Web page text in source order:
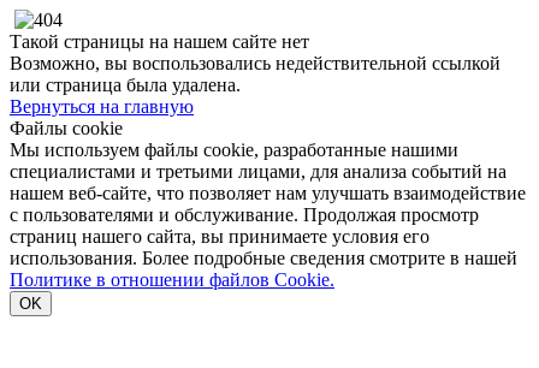
Такой страницы на нашем сайте нет
Возможно, вы воспользовались недействительной ссылкой
или страница была удалена.
Вернуться на главную
Файлы cookie
Мы используем файлы cookie, разработанные нашими
специалистами и третьими лицами, для анализа событий на
нашем веб-сайте, что позволяет нам улучшать взаимодействие
с пользователями и обслуживание. Продолжая просмотр
страниц нашего сайта, вы принимаете условия его
использования. Более подробные сведения смотрите в нашей
Политике в отношении файлов Cookie.
OK